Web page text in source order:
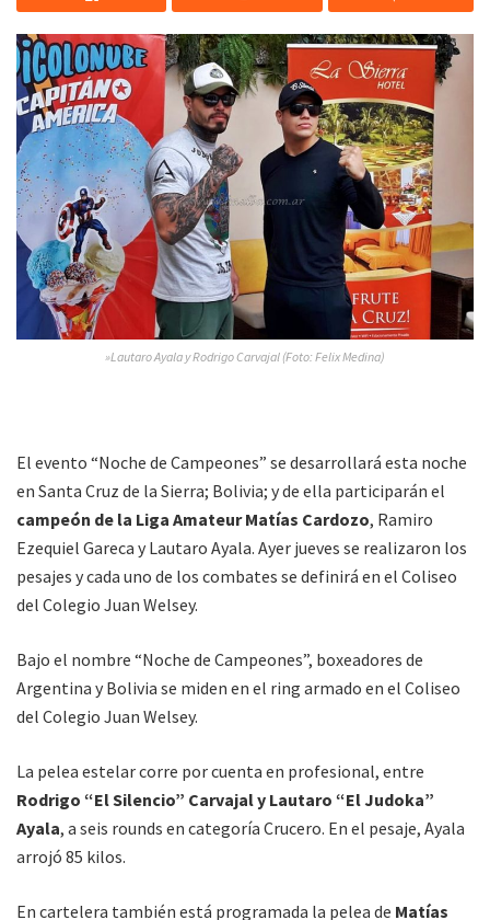
»Lautaro Ayala y Rodrigo Carvajal (Foto: Felix Medina)
El evento “Noche de Campeones” se desarrollará esta noche
en Santa Cruz de la Sierra; Bolivia; y de ella participarán el
campeón de la Liga Amateur Matías Cardozo, Ramiro
Ezequiel Gareca y Lautaro Ayala. Ayer jueves se realizaron los
pesajes y cada uno de los combates se definirá en el Coliseo
del Colegio Juan Welsey.
Bajo el nombre “Noche de Campeones”, boxeadores de
Argentina y Bolivia se miden en el ring armado en el Coliseo
del Colegio Juan Welsey.
La pelea estelar corre por cuenta en profesional, entre
Rodrigo “El Silencio” Carvajal y Lautaro “El Judoka”
Ayala, a seis rounds en categoría Crucero. En el pesaje, Ayala
arrojó 85 kilos.
En cartelera también está programada la pelea de Matías